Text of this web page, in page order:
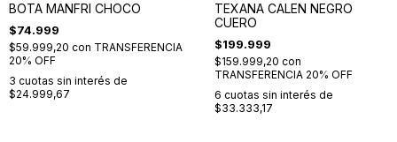
BOTA MANFRI CHOCO
$74.999
$59.999,20 con TRANSFERENCIA
20% OFF
3 cuotas sin interés de
$24.999,67
TEXANA CALEN NEGRO
CUERO
$199.999
$159.999,20 con
TRANSFERENCIA 20% OFF
6 cuotas sin interés de
$33.333,17